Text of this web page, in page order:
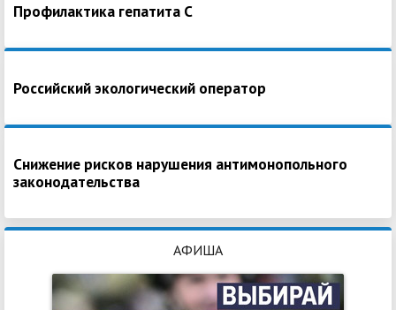
Профилактика гепатита С
Российский экологический оператор
Снижение рисков нарушения антимонопольного
законодательства
АФИША